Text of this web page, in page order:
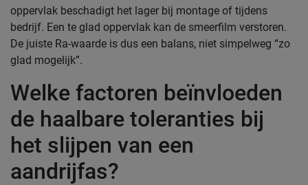
oppervlak beschadigt het lager bij montage of tijdens
bedrijf. Een te glad oppervlak kan de smeerfilm verstoren.
De juiste Ra-waarde is dus een balans, niet simpelweg “zo
glad mogelijk”.
Welke factoren beïnvloeden
de haalbare toleranties bij
het slijpen van een
aandrijfas?